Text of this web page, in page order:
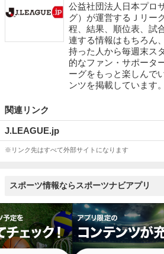
公益社団法人日本プロ
グ）が運営するＪリー
程、結果、順位表、試
連する情報はもちろん
持った人から毎週末ス
的なファン・サポータ
ーグをもっと楽しんで
ンツを掲載しています。
関連リンク
J.LEAGUE.jp
※リンク先はすべて外部サイトになります
スポーツ情報ならスポーツナビアプリ